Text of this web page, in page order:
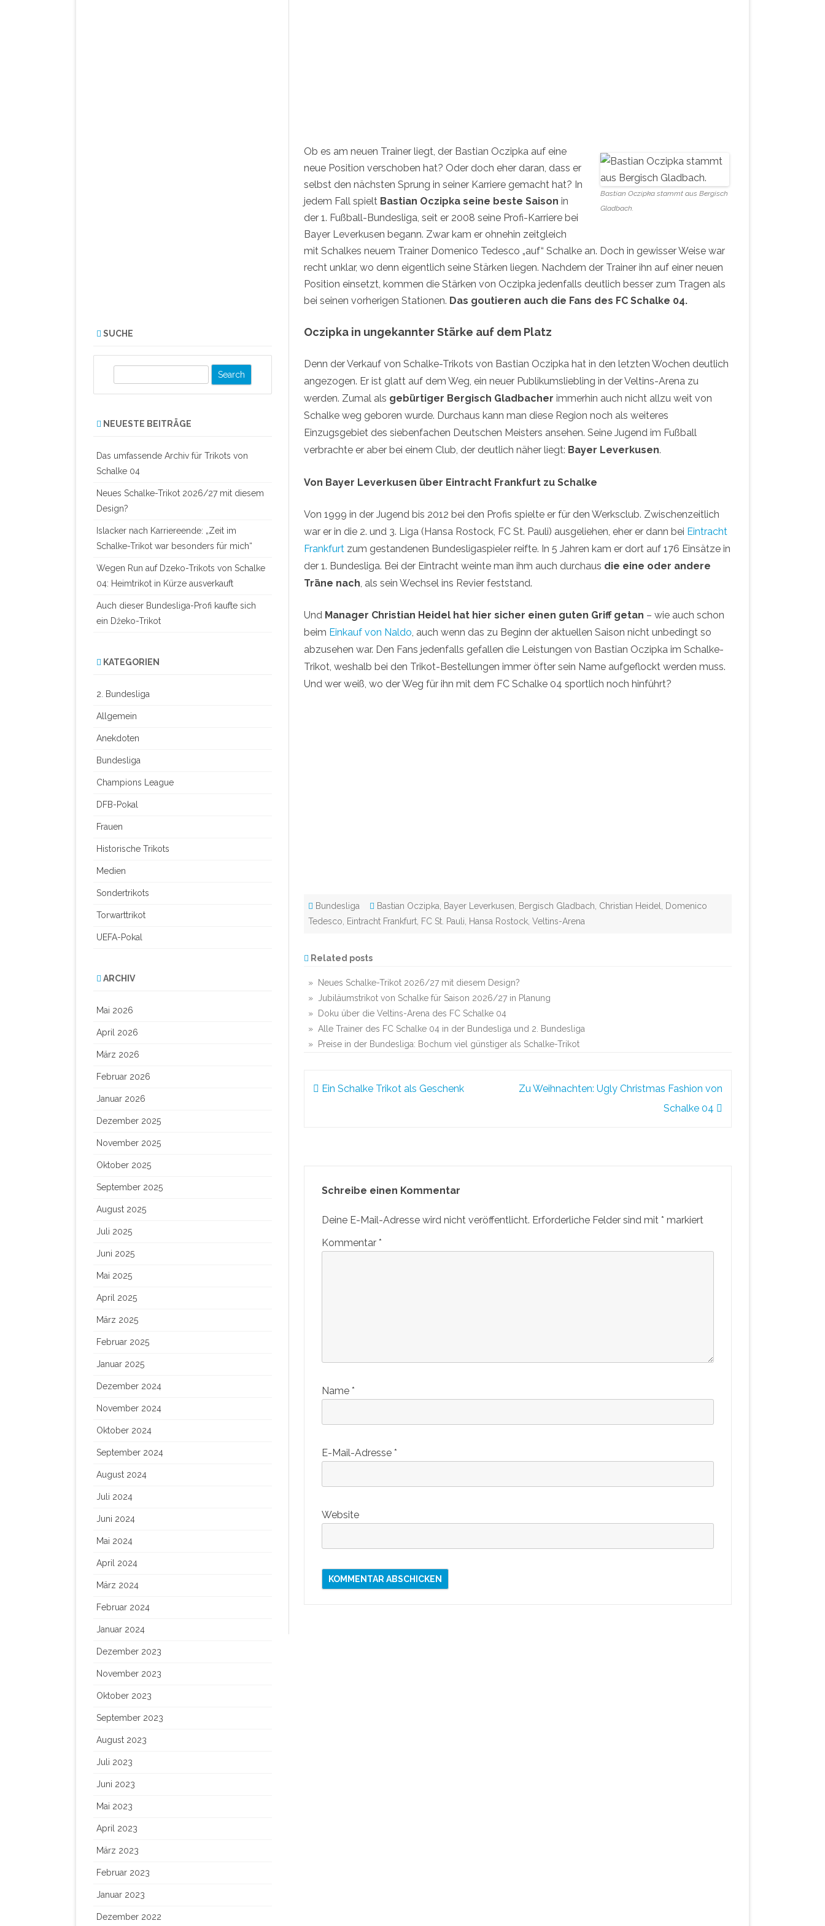
i
o
a
f
Bastian Oczipka stammt aus Bergisch
Gladbach.
Ob es am neuen Trainer liegt, der Bastian Oczipka auf eine
neue Position verschoben hat? Oder doch eher daran, dass er
selbst den nächsten Sprung in seiner Karriere gemacht hat? In
jedem Fall spielt Bastian Oczipka seine beste Saison in
der 1. Fußball-Bundesliga, seit er 2008 seine Profi-Karriere bei
Bayer Leverkusen begann. Zwar kam er ohnehin zeitgleich
mit Schalkes neuem Trainer Domenico Tedesco „auf“ Schalke an. Doch in gewisser Weise war
recht unklar, wo denn eigentlich seine Stärken liegen. Nachdem der Trainer ihn auf einer neuen
Position einsetzt, kommen die Stärken von Oczipka jedenfalls deutlich besser zum Tragen als
bei seinen vorherigen Stationen. Das goutieren auch die Fans des FC Schalke 04.
Oczipka in ungekannter Stärke auf dem Platz
Denn der Verkauf von Schalke-Trikots von Bastian Oczipka hat in den letzten Wochen deutlich
angezogen. Er ist glatt auf dem Weg, ein neuer Publikumsliebling in der Veltins-Arena zu
werden. Zumal als gebürtiger Bergisch Gladbacher immerhin auch nicht allzu weit von
Schalke weg geboren wurde. Durchaus kann man diese Region noch als weiteres
Einzugsgebiet des siebenfachen Deutschen Meisters ansehen. Seine Jugend im Fußball
verbrachte er aber bei einem Club, der deutlich näher liegt: Bayer Leverkusen.
Von Bayer Leverkusen über Eintracht Frankfurt zu Schalke
Von 1999 in der Jugend bis 2012 bei den Profis spielte er für den Werksclub. Zwischenzeitlich
war er in die 2. und 3. Liga (Hansa Rostock, FC St. Pauli) ausgeliehen, eher er dann bei Eintracht
Frankfurt zum gestandenen Bundesligaspieler reifte. In 5 Jahren kam er dort auf 176 Einsätze in
der 1. Bundesliga. Bei der Eintracht weinte man ihm auch durchaus die eine oder andere
Träne nach, als sein Wechsel ins Revier feststand.
Und Manager Christian Heidel hat hier sicher einen guten Griff getan – wie auch schon
beim Einkauf von Naldo, auch wenn das zu Beginn der aktuellen Saison nicht unbedingt so
abzusehen war. Den Fans jedenfalls gefallen die Leistungen von Bastian Oczipka im Schalke-
Trikot, weshalb bei den Trikot-Bestellungen immer öfter sein Name aufgeflockt werden muss.
Und wer weiß, wo der Weg für ihn mit dem FC Schalke 04 sportlich noch hinführt?
Bundesliga Bastian Oczipka Bayer Leverkusen Bergisch Gladbach Christian Heidel
Domenico
Tedesco
Eintracht Frankfurt FC St. Pauli Hansa Rostock ,Veltins-Arena
Related posts
» Neues Schalke-Trikot 2026/27 mit diesem Design?
» Jubiläumstrikot von Schalke für Saison 2026/27 in Planung
» Doku über die Veltins-Arena des FC Schalke 04
» Alle Trainer des FC Schalke 04 in der Bundesliga und 2. Bundesliga
» Preise in der Bundesliga: Bochum viel günstiger als Schalke-Trikot
Beitragsnavigation
Ein Schalke Trikot als Geschenk
Zu Weihnachten: Ugly Christmas Fashion von
Schalke 04
Schreibe einen Kommentar
Deine E-Mail-Adresse wird nicht veröffentlicht. Erforderliche Felder sind mit* markiert
Kommentar*
Name*
E-Mail-Adresse*
Website
SUCHE
NEUESTE BEITRÄGE
Das umfassende Archiv für Trikots von
Schalke 04
Neues Schalke-Trikot 2026/27 mit diesem
Design?
Islacker nach Karriereende: „Zeit im
Schalke-Trikot war besonders für mich“
Wegen Run auf Dzeko-Trikots von Schalke
04: Heimtrikot in Kürze ausverkauft
Auch dieser Bundesliga-Profi kaufte sich
ein Džeko-Trikot
KATEGORIEN
2. Bundesliga
Allgemein
Anekdoten
Bundesliga
Champions League
DFB-Pokal
Frauen
Historische Trikots
Medien
Sondertrikots
Torwarttrikot
UEFA-Pokal
ARCHIV
Mai 2026
April 2026
März 2026
Februar 2026
Januar 2026
Dezember 2025
November 2025
Oktober 2025
September 2025
August 2025
Juli 2025
Juni 2025
Mai 2025
April 2025
März 2025
Februar 2025
Januar 2025
Dezember 2024
November 2024
Oktober 2024
September 2024
August 2024
Juli 2024
Juni 2024
Mai 2024
April 2024
März 2024
Februar 2024
Januar 2024
Dezember 2023
November 2023
Oktober 2023
September 2023
August 2023
Juli 2023
Juni 2023
Mai 2023
April 2023
März 2023
Februar 2023
Januar 2023
Dezember 2022